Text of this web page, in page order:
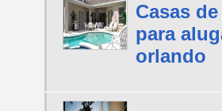
Casas
para
orlando